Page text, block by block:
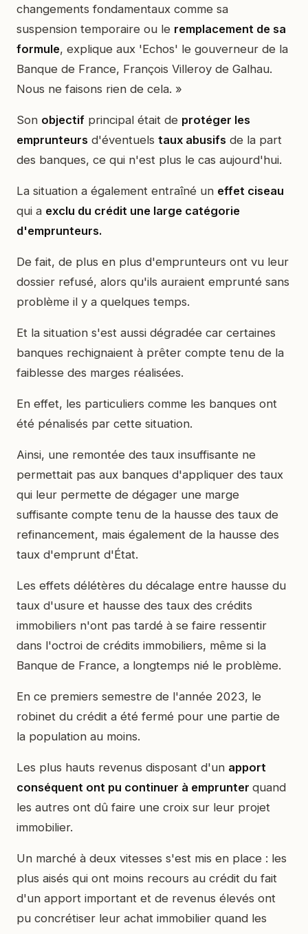
changements fondamentaux comme sa
suspension temporaire ou le remplacement de sa
formule, explique aux 'Echos' le gouverneur de la
Banque de France, François Villeroy de Galhau.
Nous ne faisons rien de cela. »
Son objectif principal était de protéger les
emprunteurs d'éventuels taux abusifs de la part
des banques, ce qui n'est plus le cas aujourd'hui.
La situation a également entraîné un effet ciseau
qui a exclu du crédit une large catégorie
d'emprunteurs.
De fait, de plus en plus d'emprunteurs ont vu leur
dossier refusé, alors qu'ils auraient emprunté sans
problème il y a quelques temps.
Et la situation s'est aussi dégradée car certaines
banques rechignaient à prêter compte tenu de la
faiblesse des marges réalisées.
En effet, les particuliers comme les banques ont
été pénalisés par cette situation.
Ainsi, une remontée des taux insuffisante ne
permettait pas aux banques d'appliquer des taux
qui leur permette de dégager une marge
suffisante compte tenu de la hausse des taux de
refinancement, mais également de la hausse des
taux d'emprunt d'État.
Les effets délétères du décalage entre hausse du
taux d'usure et hausse des taux des crédits
immobiliers n'ont pas tardé à se faire ressentir
dans l'octroi de crédits immobiliers, même si la
Banque de France, a longtemps nié le problème.
En ce premiers semestre de l'année 2023, le
robinet du crédit a été fermé pour une partie de
la population au moins.
Les plus hauts revenus disposant d'un apport
conséquent ont pu continuer à emprunter quand
les autres ont dû faire une croix sur leur projet
immobilier.
Un marché à deux vitesses s'est mis en place : les
plus aisés qui ont moins recours au crédit du fait
d'un apport important et de revenus élevés ont
pu concrétiser leur achat immobilier quand les